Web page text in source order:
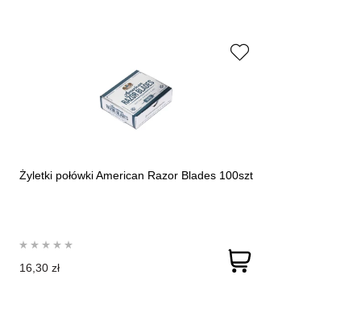
Żyletki połówki American Razor Blades 100szt
16,30 zł